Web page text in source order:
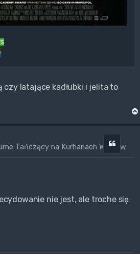
czy latające kadłubki i jelita to
Tańczący na Kurhanach WrogówCytuj
nie jest, ale troche się